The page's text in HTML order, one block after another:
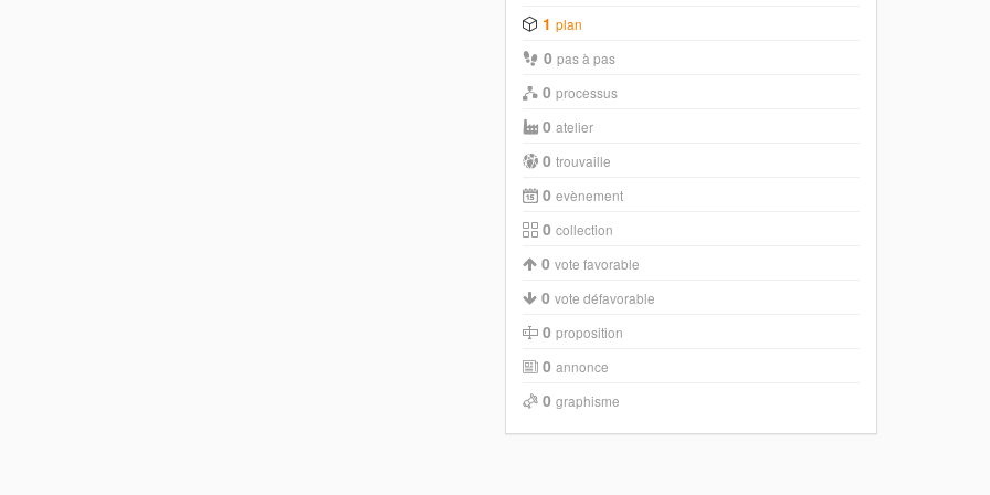
1 plan
0 pas à pas
0 processus
0 atelier
0 trouvaille
0 evènement
0 collection
0 vote favorable
0 vote défavorable
0 proposition
0 annonce
0 graphisme